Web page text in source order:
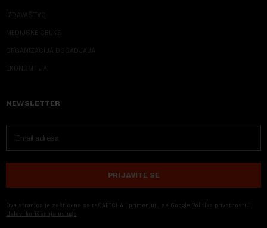
IZDAVAŠTVO
MEDIJSKE OBUKE
ORGANIZACIJA DOGADJAJA
EKONOM I JA
NEWSLETTER
PRIJAVITE SE
Ova stranica je zaštićena sa reCAPTCHA i primenjuju se Google Politika privatnosti i
Uslovi korišćenja usluge